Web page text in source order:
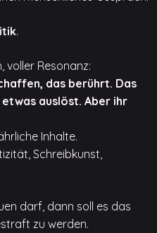
.
voller Resonanz:
das berührt. Das
auslöst. Aber ihr
Inhalte.
Schreibkunst,
darf, dann soll es das
zu werden.